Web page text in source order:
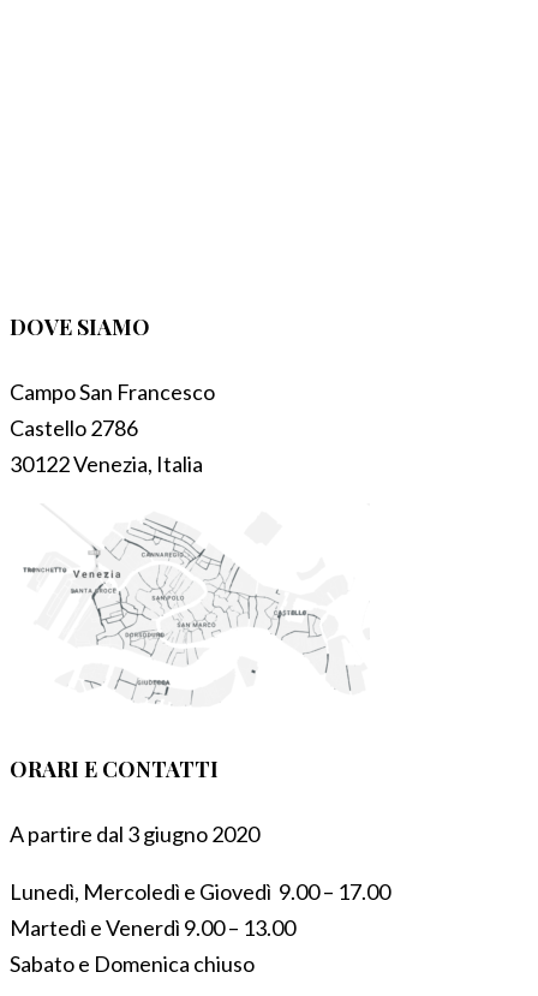
DOVE SIAMO
Campo San Francesco
Castello 2786
30122 Venezia, Italia
ORARI E CONTATTI
A partire dal 3 giugno 2020
Lunedì, Mercoledì e Giovedì 9.00 – 17.00
Martedì e Venerdì 9.00 – 13.00
Sabato e Domenica chiuso